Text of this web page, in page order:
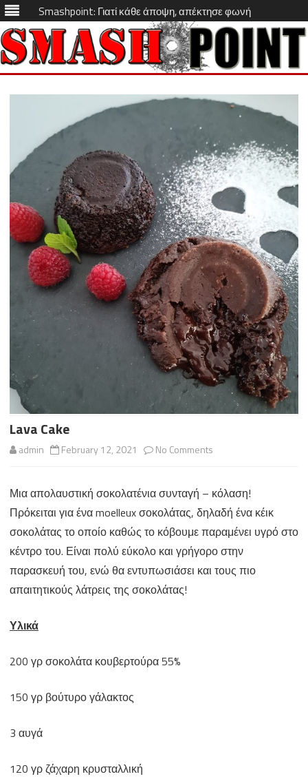
Smashpoint: Γιατί κάθε άποψη, απέκτησε φωνή
Skip
content
Lava Cake
admin February 12, 2021 No Comments
Cake
Μια απολαυστική σοκολατένια συνταγή – κόλαση!
Πρόκειται για ένα moelleux σοκολάτας, δηλαδή ένα κέικ
σοκολάτας το οποίο καθώς το κόβουμε παραμένει υγρό στο
κέντρο του. Είναι πολύ εύκολο και γρήγορο στην
παρασκευή του, ενώ θα εντυπωσιάσει και τους πιο
απαιτητικούς λάτρεις της σοκολάτας!
Υλικά
200 γρ σοκολάτα κουβερτούρα 55%
150 γρ βούτυρο γάλακτος
3 αυγά
120 γρ ζάχαρη κρυσταλλική